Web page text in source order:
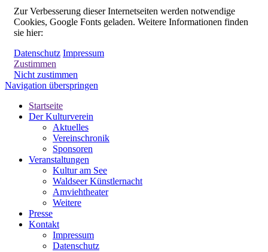
Zur Verbesserung dieser Internetseiten werden notwendige
Cookies, Google Fonts geladen. Weitere Informationen finden
sie hier:
Datenschutz Impressum
Zustimmen
Nicht zustimmen
Navigation überspringen
Startseite
Der Kulturverein
Aktuelles
Vereinschronik
Sponsoren
Veranstaltungen
Kultur am See
Waldseer Künstlernacht
Amviehtheater
Weitere
Presse
Kontakt
Impressum
Datenschutz